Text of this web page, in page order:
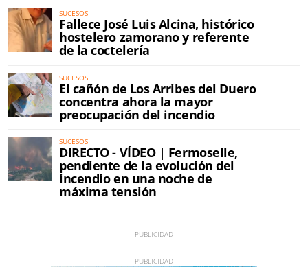
SUCESOS
Fallece José Luis Alcina, histórico
hostelero zamorano y referente
de la coctelería
SUCESOS
El cañón de Los Arribes del Duero
concentra ahora la mayor
preocupación del incendio
SUCESOS
DIRECTO - VÍDEO | Fermoselle,
pendiente de la evolución del
incendio en una noche de
máxima tensión